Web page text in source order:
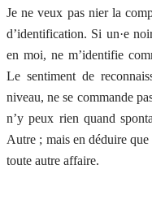
Je ne veux pas nier la
d’identification. Si un·e
en moi, ne m’identifie
Le sentiment de
niveau, ne se commande
n’y peux rien quand
Autre ; mais en déduire
toute autre affaire.